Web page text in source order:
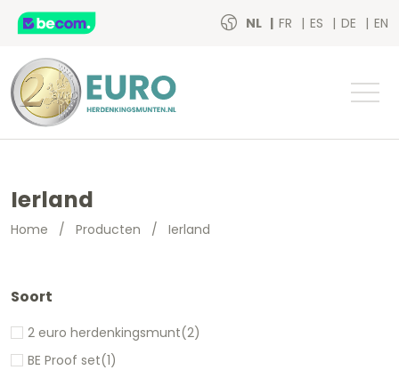
NL FR ES DE EN
Ierland
Home / Producten / Ierland
Soort
2 euro herdenkingsmunt(2)
BE Proof set(1)